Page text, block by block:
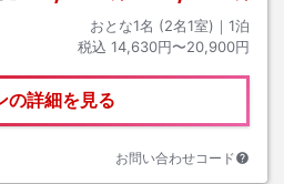
おとな1名 (2名1室)｜ 1泊
税込 14,630円〜20,900円
の詳細を見る
お問い合わせコード